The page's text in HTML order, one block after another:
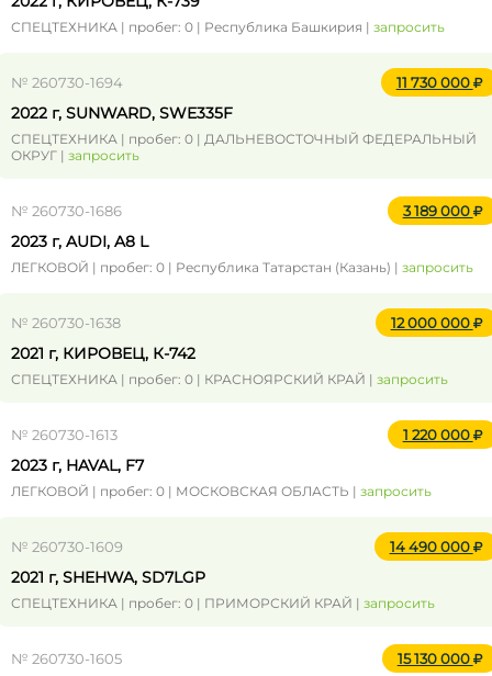
СПЕЦТЕХНИКА | пробег: 0 | Республика Башкирия | запросить
№ 260730-1694 11 730 000
2022 г, SUNWARD, SWE335F
СПЕЦТЕХНИКА | пробег: 0 | ДАЛЬНЕВОСТОЧНЫЙ ФЕДЕРАЛЬНЫЙ
ОКРУГ | запросить
№ 260730-1686 3 189 000
2023 г, AUDI, A8 L
ЛЕГКОВОЙ | пробег: 0 | Республика Татарстан (Казань) | запросить
№ 260730-1638 12 000 000
2021 г, КИРОВЕЦ, К-742
СПЕЦТЕХНИКА | пробег: 0 | КРАСНОЯРСКИЙ КРАЙ | запросить
№ 260730-1613 1 220 000
2023 г, HAVAL, F7
ЛЕГКОВОЙ | пробег: 0 | МОСКОВСКАЯ ОБЛАСТЬ | запросить
№ 260730-1609 14 490 000
2021 г, SHEHWA, SD7LGP
СПЕЦТЕХНИКА | пробег: 0 | ПРИМОРСКИЙ КРАЙ | запросить
№ 260730-1605 15 130 000